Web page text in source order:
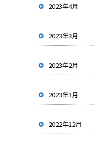
2023年4月
2023年3月
2023年2月
2023年1月
2022年12月